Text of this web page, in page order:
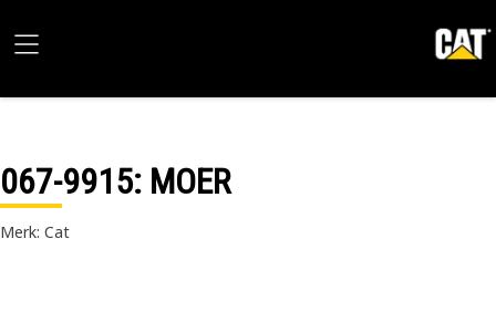
067-9915: MOER
Merk: Cat